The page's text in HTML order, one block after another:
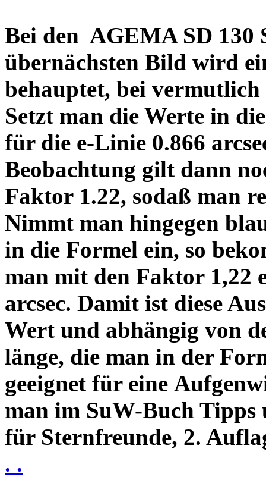
Bei den AGEMA SD 130
übernächsten Bild wird
behauptet, bei vermutlich
Setzt man die Werte in
für die e-Linie 0.866
Beobachtung gilt dann
Faktor 1.22, sodaß man
Nimmt man hingegen
in die Formel ein, so
man mit den Faktor 1,22
arcsec. Damit ist diese
Wert und abhängig von
länge, die man in der
geeignet für eine
man im SuW-Buch Tipps
für Sternfreunde, 2.
. .